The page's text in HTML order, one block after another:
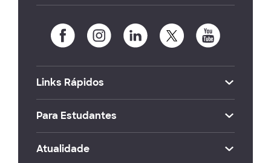
Links Rápidos
Para Estudantes
Atualidade